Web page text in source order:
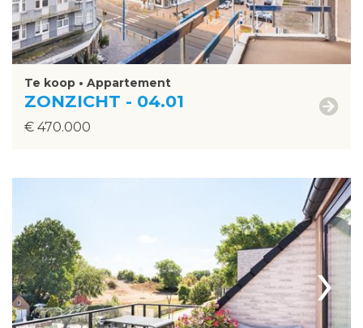
Te koop • Appartement
ZONZICHT - 04.01
€ 470.000
›